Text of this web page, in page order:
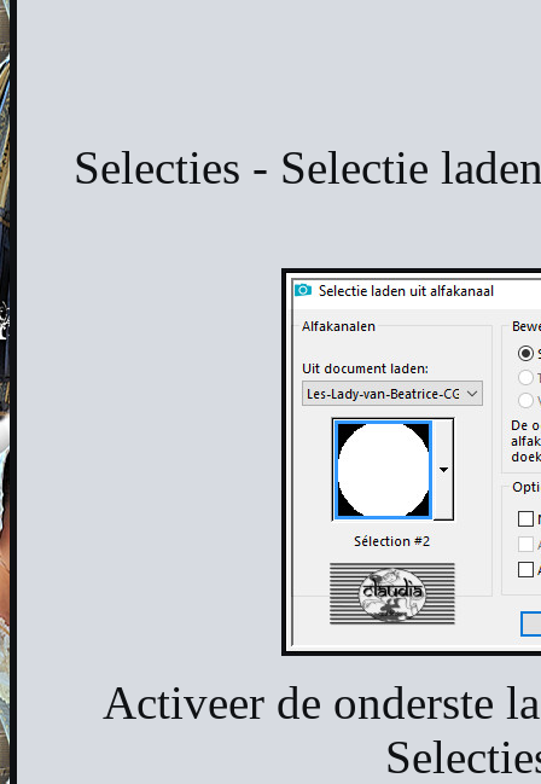
Selecties - Selectie
Activeer de onderste